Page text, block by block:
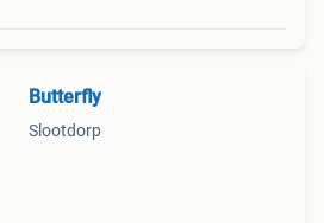
Butterfly
Slootdorp